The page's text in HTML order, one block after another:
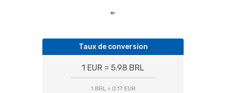
Taux de conversion
1 EUR = 5.98 BRL
1 BRL = 0.17 EUR